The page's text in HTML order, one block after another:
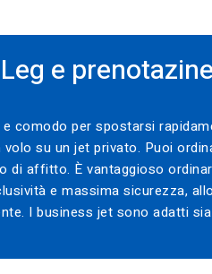
e
comodo per spostarsi
su un jet privato. Puoi
di affitto. È vantaggioso
e massima sicurezza,
I business jet sono adatti